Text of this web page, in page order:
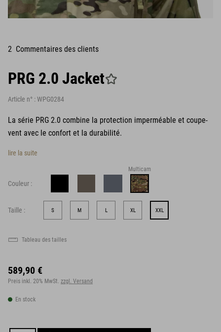
2 Commentaires des clients
PRG 2.0 Jacket
Article n° :WPG0284
La série PRG 2.0 combine la protection imperméable et coupe-
vent avec le confort et la durabilité.
lire la suite
Couleur :
Multicam
Taille : S M L XL XXL
Tableau des tailles
589,90 €
Preis inkl. 20% MwSt. zzgl. Versand
En stock